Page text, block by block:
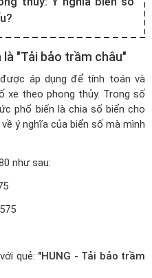
là "Tải bảo trầm châu"
áp dụng để tính toán và
xe theo phong thủy. Trong số
phổ biến là chia số biển cho
ý nghĩa của biển số mà mình
như sau:
quẻ: "HUNG - Tải bảo trầm